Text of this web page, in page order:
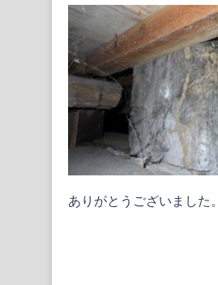
ありがとうございました。